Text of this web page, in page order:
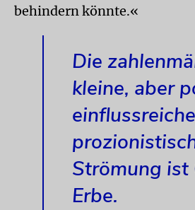
behindern könnte.«
Die
kleine, aber
einflussreiche
Strömung ist
Erbe.